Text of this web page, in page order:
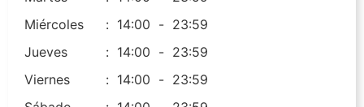
Miércoles
: 14:00 - 23:59
Jueves
: 14:00 - 23:59
Viernes
: 14:00 - 23:59